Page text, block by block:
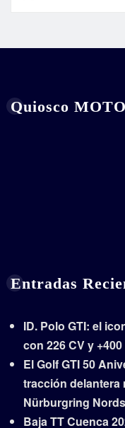
Quiosco
Entradas
ID. Polo GTI: el
con 226 CV y
El Golf GTI 50
tracción delantera
Nürburgring
Baja TT Cuenca